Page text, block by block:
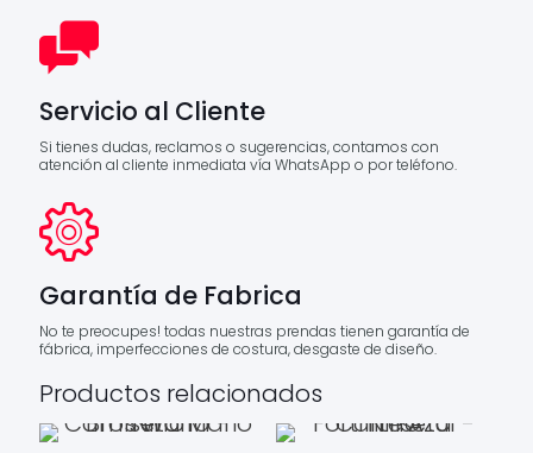
Servicio al Cliente
Si tienes dudas, reclamos o sugerencias, contamos con
atención al cliente inmediata vía WhatsApp o por teléfono.
Garantía de Fabrica
No te preocupes! todas nuestras prendas tienen garantía de
fábrica, imperfecciones de costura, desgaste de diseño.
Productos relacionados